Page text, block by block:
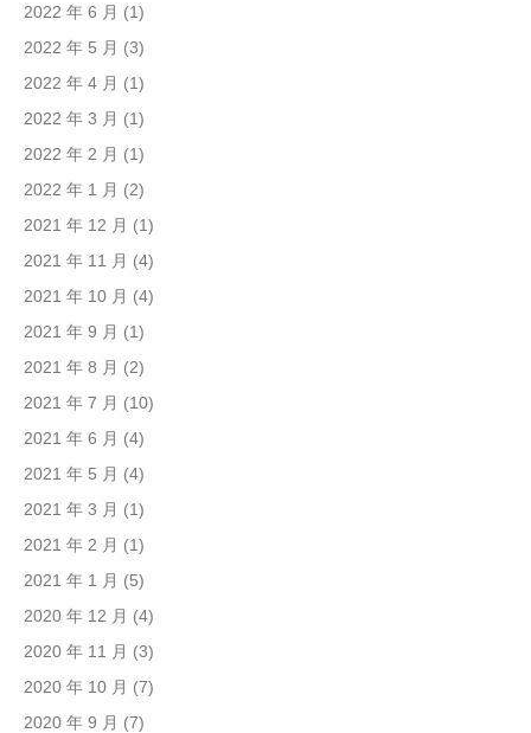
2022 年 6 月 (1)
2022 年 5 月 (3)
2022 年 4 月 (1)
2022 年 3 月 (1)
2022 年 2 月 (1)
2022 年 1 月 (2)
2021 年 12 月 (1)
2021 年 11 月 (4)
2021 年 10 月 (4)
2021 年 9 月 (1)
2021 年 8 月 (2)
2021 年 7 月 (10)
2021 年 6 月 (4)
2021 年 5 月 (4)
2021 年 3 月 (1)
2021 年 2 月 (1)
2021 年 1 月 (5)
2020 年 12 月 (4)
2020 年 11 月 (3)
2020 年 10 月 (7)
2020 年 9 月 (7)